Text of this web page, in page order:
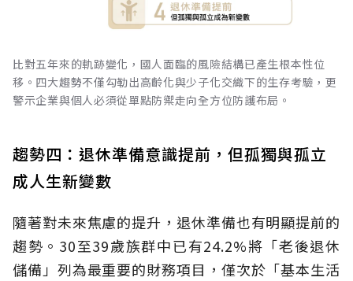
比對五年來的軌跡變化，國人面臨的風險結構已產生根本性位
移。四大趨勢不僅勾勒出高齡化與少子化交織下的生存考驗，更
警示企業與個人必須從單點防禦走向全方位防護布局。
趨勢四：退休準備意識提前，但孤獨與孤立
成人生新變數
隨著對未來焦慮的提升，退休準備也有明顯提前的
趨勢。30至39歲族群中已有24.2%將「老後退休
儲備」列為最重要的財務項目，僅次於「基本生活